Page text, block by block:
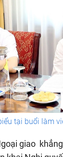
tại buổi làm
giao